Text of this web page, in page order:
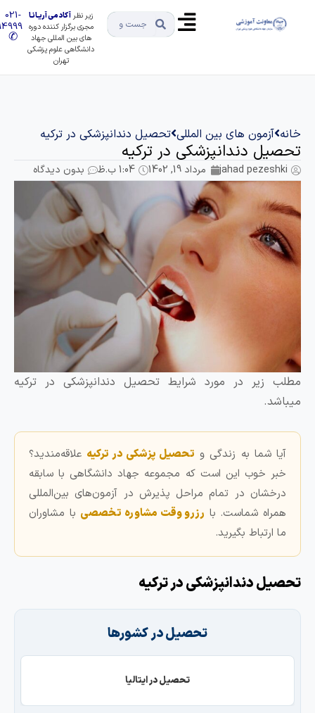
زیر نظرآکادمی آریـانـا
مجری برگزار کننده دوره
های بین المللی جهاد
دانشگاهی علوم پزشکی
021-
91494999
✆
آزمون های بین المللی تحصیل دندانپزشکی در ترکیه
دندانپزشکی در ترکیه
jahad مرداد 19, 1402 1:04 ب.ظ بدون دیدگاه
زیر در مورد شرایط تحصیل دندانپزشکی در ترکیه
شما به زندگی وتحصیل پزشکی در ترکیه علاقه‌مندید؟
خوب این است که مجموعه جهاد دانشگاهی با سابقه
در تمام مراحل پذیرش در آزمون‌های بین‌المللی
شماست. بارزرو وقت مشاوره تخصصیبا مشاوران
بگیرید.
دندانپزشکی در ترکیه
تحصیل در کشورها
تحصیل در ایتالیا